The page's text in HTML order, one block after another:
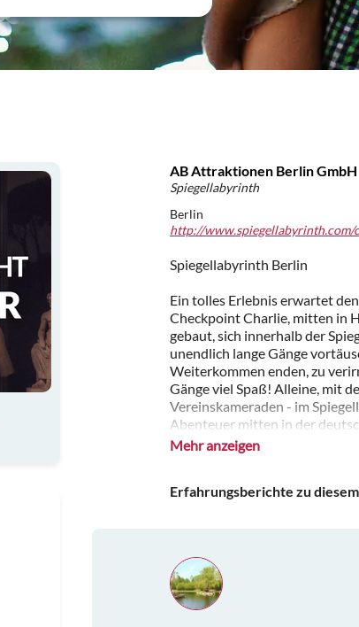
AB Attraktionen Berlin GmbH
Spiegellabyrinth
Berlin
http://www.spiegellabyrinth.com/
Spiegellabyrinth Berlin
Ein tolles Erlebnis erwartet
Checkpoint Charlie, mitten in
gebaut, sich innerhalb der
unendlich lange Gänge
Weiterkommen enden, zu
Gänge viel Spaß! Alleine, mit
Vereinskameraden - im
Abenteuer mitten in der
Mehr anzeigen
Erfahrungsberichte zu